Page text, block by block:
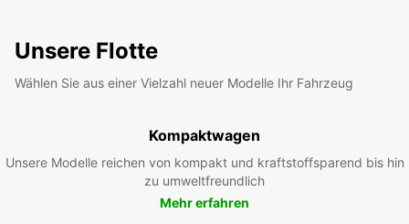
Unsere Flotte
Wählen Sie aus einer Vielzahl neuer Modelle Ihr Fahrzeug
Kompaktwagen
Unsere Modelle reichen von kompakt und kraftstoffsparend bis hin
zu umweltfreundlich
Mehr erfahren